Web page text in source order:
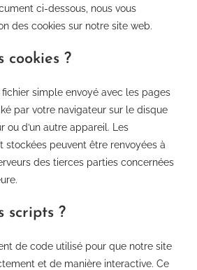
ci-dessous, nous vous
des cookies sur notre site web.
cookies ?
simple envoyé avec les pages
par votre navigateur sur le disque
ou d’un autre appareil. Les
stockées peuvent être renvoyées à
des tierces parties concernées
scripts ?
de code utilisé pour que notre site
et de manière interactive. Ce